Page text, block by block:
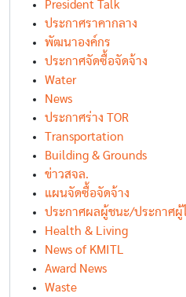
President Talk
ประกาศราคากลาง
พัฒนาองค์กร
ประกาศจัดซื้อจัดจ้าง
Water
News
ประกาศร่าง TOR
Transportation
Building & Grounds
ข่าวสจล.
แผนจัดซื้อจัดจ้าง
ประกาศผลผู้ชนะ/ประกาศผู้
Health & Living
News of KMITL
Award News
Waste